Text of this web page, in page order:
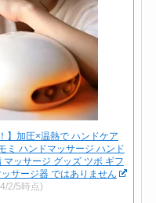
】加圧×温熱で ハンドケア
ミ ハンドマッサージ ハンド
ッサージ グッズ ツボ ギフ
サージ器 ではありません
2/5時点)